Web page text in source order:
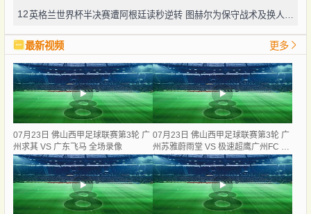
12
最新视频 更多
07月23日 佛山西甲足球联赛第3轮 广
州求其 VS 广东飞马 全场录像
07月23日 佛山西甲足球联赛第3轮 广
州苏雅蔚雨堂 VS 极速超鹰广州FC 全
场录像